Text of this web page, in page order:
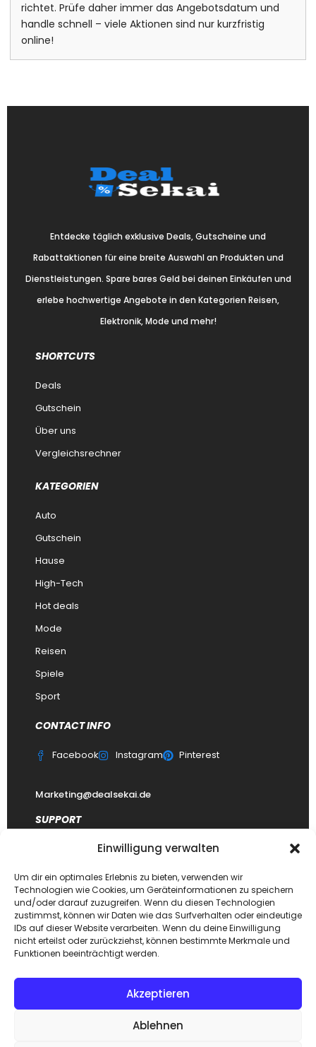
Einwilligung verwalten
Um dir ein optimales Erlebnis zu bieten, verwenden wir
Technologien wie Cookies, um Geräteinformationen zu speichern
und/oder darauf zuzugreifen. Wenn du diesen Technologien
zustimmst, können wir Daten wie das Surfverhalten oder eindeutige
IDs auf dieser Website verarbeiten. Wenn du deine Einwilligung
nicht erteilst oder zurückziehst, können bestimmte Merkmale und
Funktionen beeinträchtigt werden.
Akzeptieren
Ablehnen
richtet. Prüfe daher immer das Angebotsdatum und
handle schnell – viele Aktionen sind nur kurzfristig
online!
Entdecke täglich exklusive Deals, Gutscheine und
Rabattaktionen für eine breite Auswahl an Produkten und
Dienstleistungen. Spare bares Geld bei deinen Einkäufen und
erlebe hochwertige Angebote in den Kategorien Reisen,
Elektronik, Mode und mehr!
SHORTCUTS
Deals
Gutschein
Über uns
Vergleichsrechner
KATEGORIEN
Auto
Gutschein
Hause
High-Tech
Hot deals
Mode
Reisen
Spiele
Sport
CONTACT INFO
Facebook Instagram Pinterest
Marketing@dealsekai.de
SUPPORT
datenschutzerklärung
Impressum
Haftungsausschluss
FAQ Dealsekai
Copyright © 2026. Designed byDealsekai